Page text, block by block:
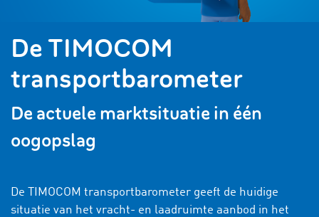
De TIMOCOM
transportbarometer
De actuele marktsituatie in één
oogopslag
De TIMOCOM transportbarometer geeft de huidige
situatie van het vracht- en laadruimte aanbod in het